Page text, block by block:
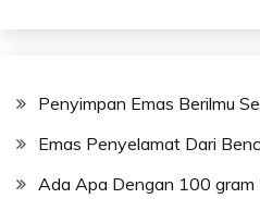
Penyimpan Emas Berilmu
Emas Penyelamat Dari
Ada Apa Dengan 100 gram